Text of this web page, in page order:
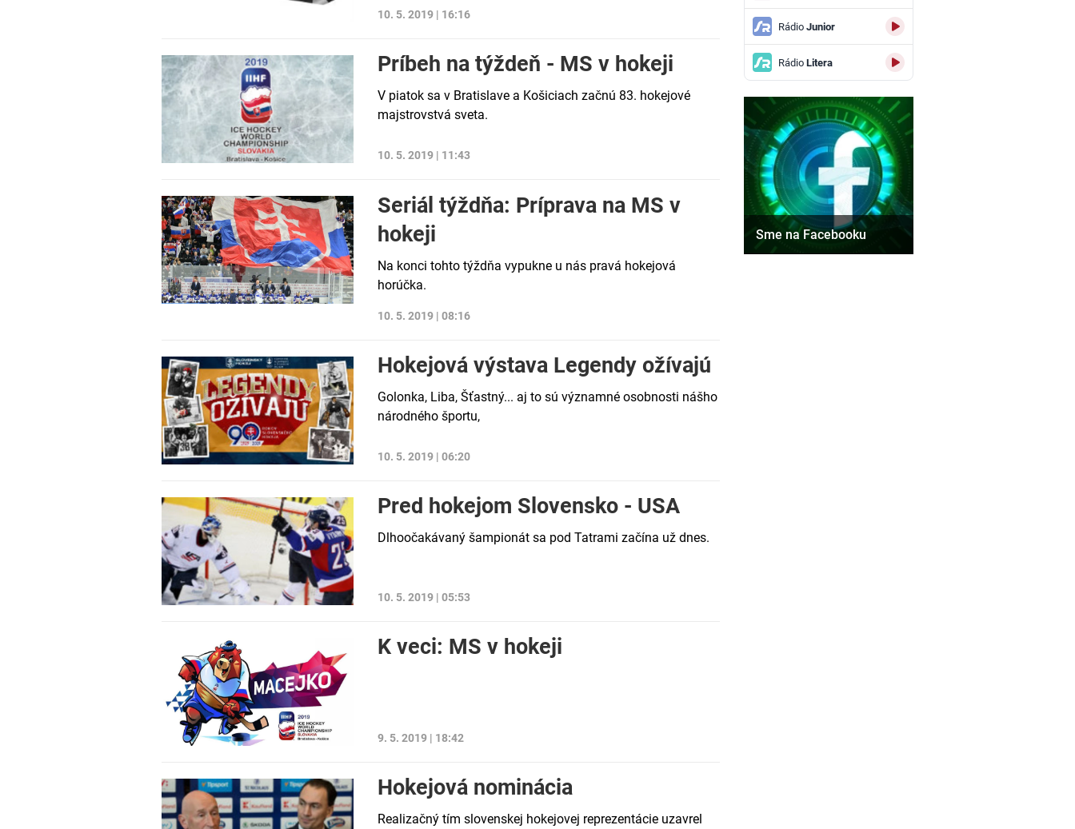
10. 5. 2019 | 16:16
Príbeh na týždeň - MS v hokeji
V piatok sa v Bratislave a Košiciach začnú 83. hokejové
majstrovstvá sveta.
10. 5. 2019 | 11:43
Seriál týždňa: Príprava na MS v
hokeji
Na konci tohto týždňa vypukne u nás pravá hokejová
horúčka.
10. 5. 2019 | 08:16
Hokejová výstava Legendy ožívajú
Golonka, Liba, Šťastný... aj to sú významné osobnosti nášho
národného športu,
10. 5. 2019 | 06:20
Pred hokejom Slovensko - USA
Dlhoočakávaný šampionát sa pod Tatrami začína už dnes.
10. 5. 2019 | 05:53
K veci: MS v hokeji
9. 5. 2019 | 18:42
Hokejová nominácia
Realizačný tím slovenskej hokejovej reprezentácie uzavrel
RádioJunior
RádioLitera
Sme na Facebooku